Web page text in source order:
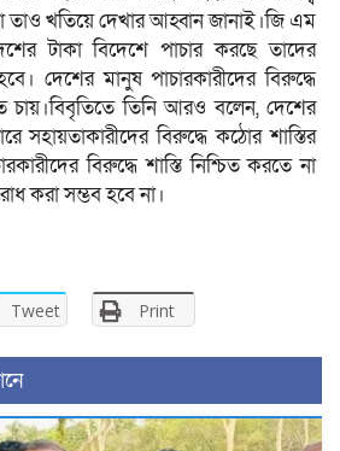
তাও খতিয়ে দেখার আহ্বান জানাই।জি এম
টাকা বিদেশে পাচার করছে তাদের
দেশের মানুষ পাচারকারীদের বিরুদ্ধে
চায়।বিবৃতিতে তিনি আরও বলেন, দেশের
সহায়তাকারীদের বিরুদ্ধে কঠোর শাস্তির
বিরুদ্ধে শাস্তি নিশ্চিত করতে না
করা সম্ভব হবে না।
Tweet Print